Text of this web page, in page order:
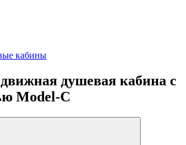
кабины
душевая кабина с
Model-C